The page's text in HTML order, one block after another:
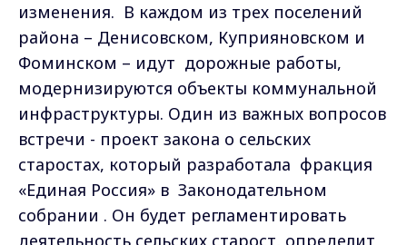
изменения. В каждом из трех поселений
района – Денисовском, Куприяновском и
Фоминском – идут дорожные работы,
модернизируются объекты коммунальной
инфраструктуры. Один из важных вопросов
встречи - проект закона о сельских
старостах, который разработала фракция
«Единая Россия» в Законодательном
собрании . Он будет регламентировать
деятельность сельских старост, определит